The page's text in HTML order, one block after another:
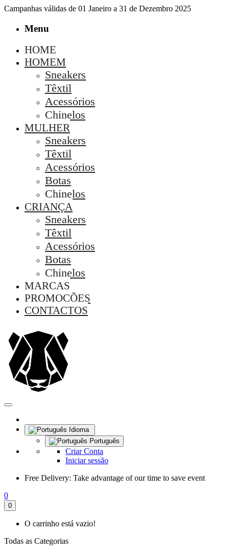
Campanhas válidas de 01 Janeiro a 31 de Dezembro 2025
Menu
HOME
HOMEM
Sneakers
Têxtil
Acessórios
Chinelos
MULHER
Sneakers
Têxtil
Acessórios
Botas
Chinelos
CRIANÇA
Sneakers
Têxtil
Acessórios
Botas
Chinelos
MARCAS
PROMOÇÕES
CONTACTOS
Idioma
Português
Criar Conta
Iniciar sessão
Free Delivery: Take advantage of our time to save event
0
0
O carrinho está vazio!
Todas as Categorias